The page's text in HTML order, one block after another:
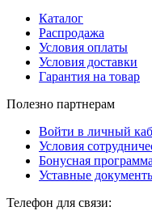
Каталог
Распродажа
Условия оплаты
Условия доставки
Гарантия на товар
Полезно партнерам
Войти в личный
Условия
Бонусная программа
Уставные
Телефон для связи: